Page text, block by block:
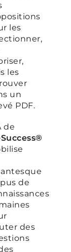
les
les
un
PDF.
de
de
des